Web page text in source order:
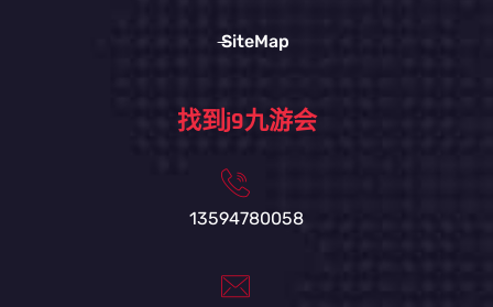
SiteMap
找到j9九游会
13594780058